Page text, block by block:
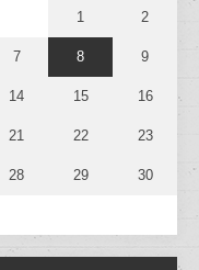
1 2
7 8 9
14 15 16
21 22 23
28 29 30